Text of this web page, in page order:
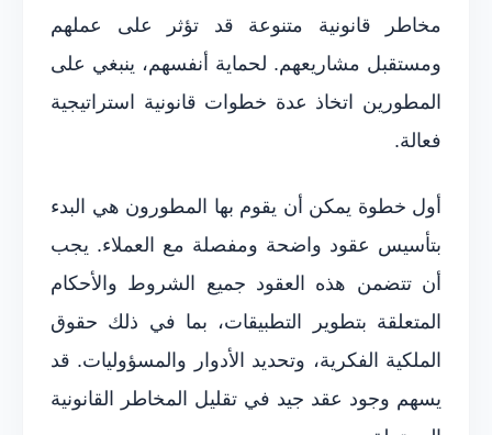
مخاطر قانونية متنوعة قد تؤثر على عملهم
ومستقبل مشاريعهم. لحماية أنفسهم، ينبغي على
المطورين اتخاذ عدة خطوات قانونية استراتيجية
فعالة.
أول خطوة يمكن أن يقوم بها المطورون هي البدء
بتأسيس عقود واضحة ومفصلة مع العملاء. يجب
أن تتضمن هذه العقود جميع الشروط والأحكام
المتعلقة بتطوير التطبيقات، بما في ذلك حقوق
الملكية الفكرية، وتحديد الأدوار والمسؤوليات. قد
يسهم وجود عقد جيد في تقليل المخاطر القانونية